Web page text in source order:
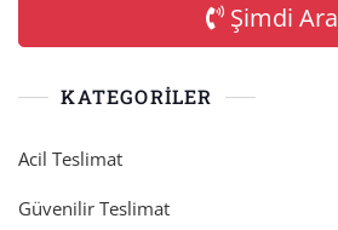
Şimdi Ara
KATEGORILER
Acil Teslimat
Güvenilir Teslimat